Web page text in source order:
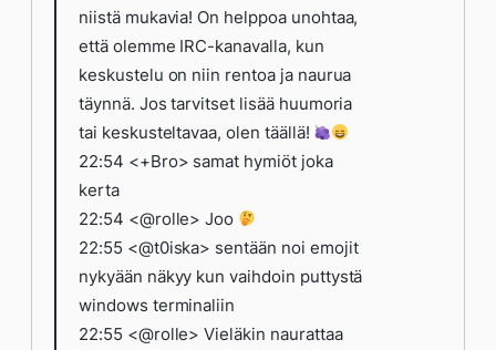
niistä mukavia! On helppoa unohtaa,
että olemme IRC-kanavalla, kun
keskustelu on niin rentoa ja naurua
täynnä. Jos tarvitset lisää huumoria
tai keskusteltavaa, olen täällä!
22:54 <+Bro> samat hymiöt joka
kerta
22:54 <@rolle> Joo
22:55 <@t0iska> sentään noi emojit
nykyään näkyy kun vaihdoin puttystä
windows terminaliin
22:55 <@rolle> Vieläkin naurattaa